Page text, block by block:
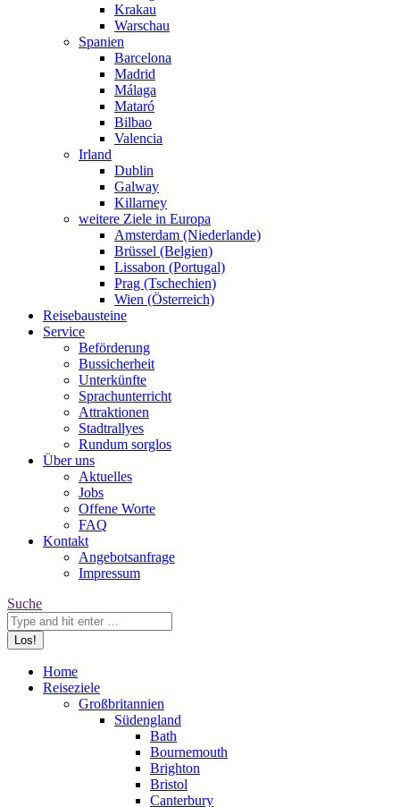
Krakau
Warschau
Spanien
Barcelona
Madrid
Málaga
Mataró
Bilbao
Valencia
Irland
Dublin
Galway
Killarney
weitere Ziele in Europa
Amsterdam (Niederlande)
Brüssel (Belgien)
Lissabon (Portugal)
Prag (Tschechien)
Wien (Österreich)
Reisebausteine
Service
Beförderung
Bussicherheit
Unterkünfte
Sprachunterricht
Attraktionen
Stadtrallyes
Rundum sorglos
Über uns
Aktuelles
Jobs
Offene Worte
FAQ
Kontakt
Angebotsanfrage
Impressum
Search:
Suche
Home
Reiseziele
Großbritannien
Südengland
Bath
Bournemouth
Brighton
Bristol
Canterbury